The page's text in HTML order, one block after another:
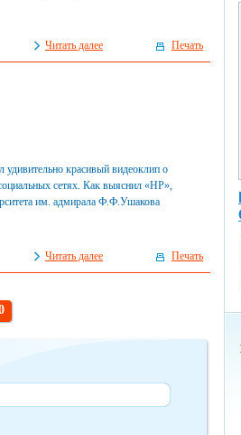
Читать далее Печать
удивительно красивый видеоклип о
сетях. Как выяснил «НР»,
им. адмирала Ф.Ф.Ушакова
Читать далее Печать